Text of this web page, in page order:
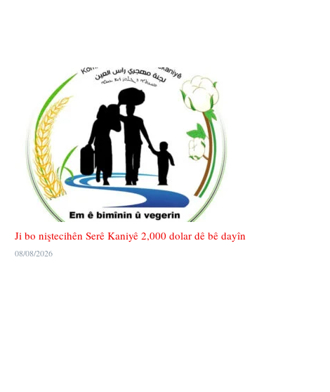
Ji bo niştecihên Serê Kaniyê 2,000 dolar dê bê dayîn
08/08/2026